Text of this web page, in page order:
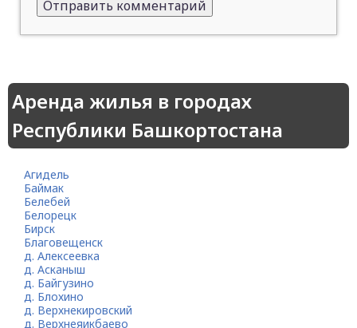
Аренда жилья в городах
Республики Башкортостана
Агидель
Баймак
Белебей
Белорецк
Бирск
Благовещенск
д. Алексеевка
д. Асканыш
д. Байгузино
д. Блохино
д. Верхнекировский
д. Верхнеяикбаево